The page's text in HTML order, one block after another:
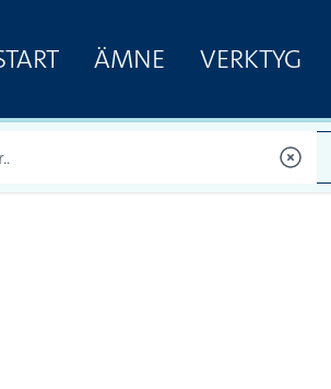
ÄMNE VERKTYG